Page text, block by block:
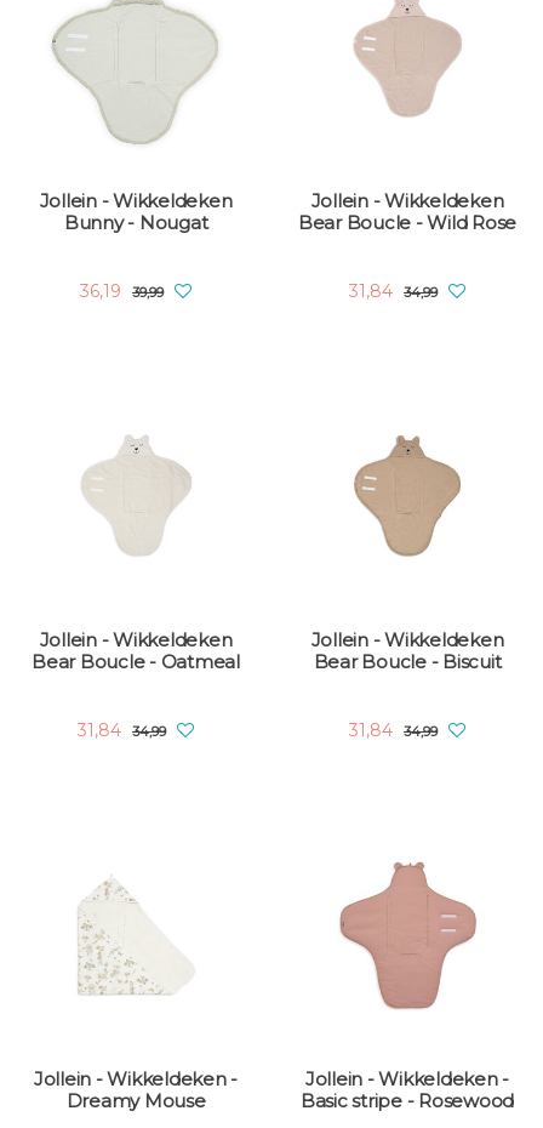
Jollein - Wikkeldeken
Bunny - Nougat
36,19 39,99
Jollein - Wikkeldeken
Bear Boucle - Wild Rose
31,84 34,99
Jollein - Wikkeldeken
Bear Boucle - Oatmeal
31,84 34,99
Jollein - Wikkeldeken
Bear Boucle - Biscuit
31,84 34,99
Jollein - Wikkeldeken -
Dreamy Mouse
Jollein - Wikkeldeken -
Basic stripe - Rosewood